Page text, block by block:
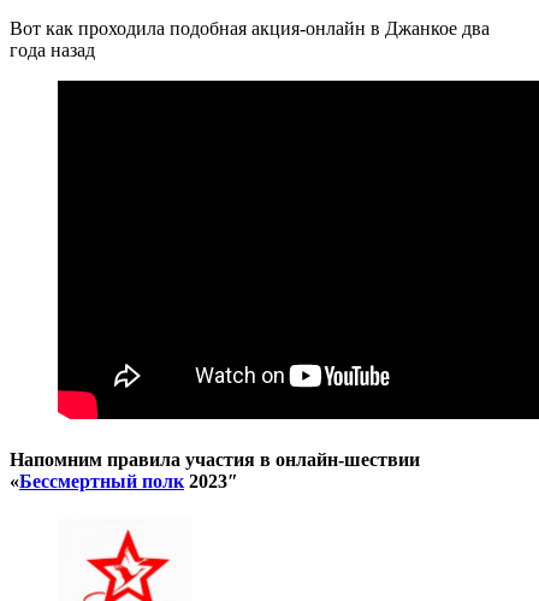
Вот как проходила подобная акция-онлайн в Джанкое два
года назад
Напомним правила участия в онлайн-шествии
«Бессмертный полк2023″